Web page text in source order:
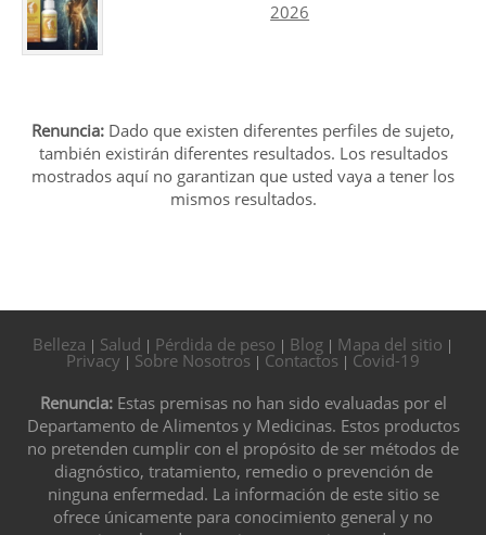
2026
Renuncia: Dado que existen diferentes perfiles de sujeto,
también existirán diferentes resultados. Los resultados
mostrados aquí no garantizan que usted vaya a tener los
mismos resultados.
Belleza | Salud | Pérdida de peso | Blog | Mapa del sitio |
Privacy | Sobre Nosotros | Contactos | Covid-19
Renuncia:Estas premisas no han sido evaluadas por el
Departamento de Alimentos y Medicinas. Estos productos
no pretenden cumplir con el propósito de ser métodos de
diagnóstico, tratamiento, remedio o prevención de
ninguna enfermedad. La información de este sitio se
ofrece únicamente para conocimiento general y no